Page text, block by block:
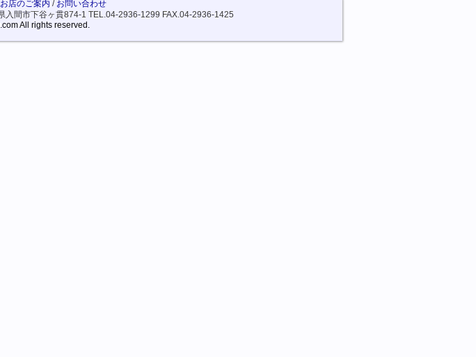
お店のご案内/お問い合わせ
入間市下谷ヶ貫874-1TEL.04-2936-1299 FAX.04-2936-1425
All rights reserved.